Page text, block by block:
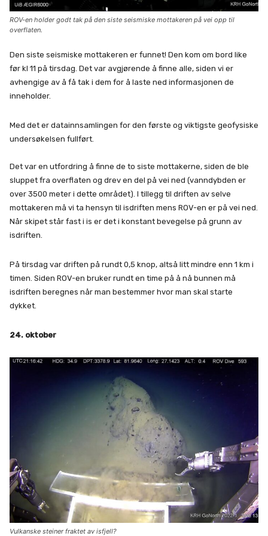
ROV-en holder godt tak på den siste seismiske mottakeren på vei opp til
overflaten.
Den siste seismiske mottakeren er funnet! Den kom om bord like
før kl 11 på tirsdag. Det var avgjørende å finne alle, siden vi er
avhengige av å få tak i dem for å laste ned informasjonen de
inneholder.
Med det er datainnsamlingen for den første og viktigste geofysiske
undersøkelsen fullført.
Det var en utfordring å finne de to siste mottakerne, siden de ble
sluppet fra overflaten og drev en del på vei ned (vanndybden er
over 3500 meter i dette området). I tillegg til driften av selve
mottakeren må vi ta hensyn til isdriften mens ROV-en er på vei ned.
Når skipet står fast i is er det i konstant bevegelse på grunn av
isdriften.
På tirsdag var driften på rundt 0,5 knop, altså litt mindre enn 1 km i
timen. Siden ROV-en bruker rundt en time på å nå bunnen må
isdriften beregnes når man bestemmer hvor man skal starte
dykket.
24. oktober
Vulkanske steiner fraktet av isfjell?